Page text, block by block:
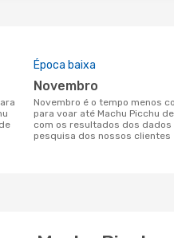
Época baixa
novembro
novembro é o tempo menos concorrido
para voar até Machu Picchu
com os resultados dos dados
pesquisa dos nossos clientes